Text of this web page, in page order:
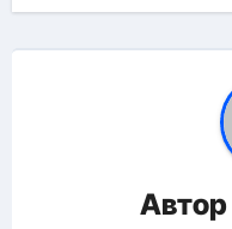
Автор